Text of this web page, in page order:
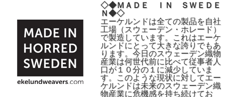
◇◆ＭＡＤＥ ＩＮ ＳＷＥＤＥ
Ｎ◆◇
エーケルンドは全ての製品を自社
工場（スウェーデン・ホレード）
で製造しています。これはエーケ
ルンドにとって大きな誇りでもあ
ります。今日のスウェーデン織物
産業は何世代前に比べて従事者人
口が１０分の１に減少していま
す。このような現状に対してエー
ケルンドは未来のスウェーデン織
物産業に危機感を持ち続けてお